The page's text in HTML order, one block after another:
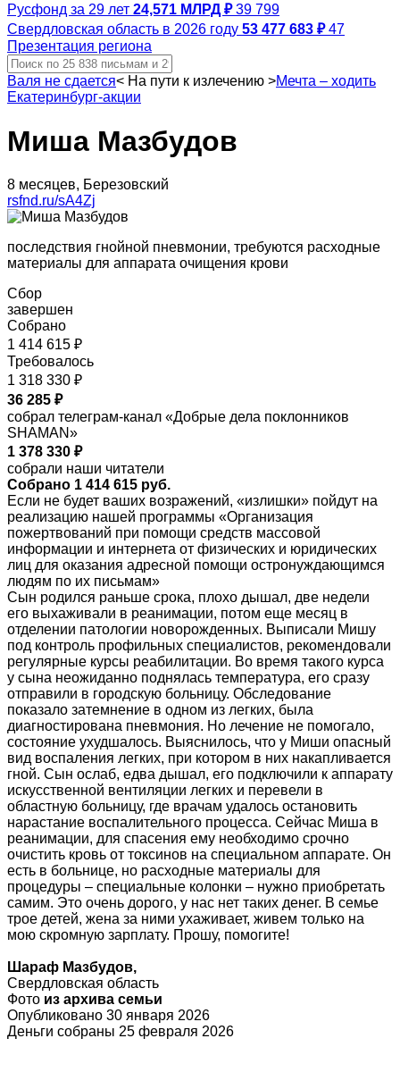
Русфонд за 29 лет 24,571 МЛРД ₽ 39 799
Свердловская область в 2026 году 53 477 683 ₽ 47
Презентация региона
Валя не сдается< На пути к излечению >Мечта – ходить
Екатеринбург-акции
Миша Мазбудов
8 месяцев, Березовский
rsfnd.ru/sA4Zj
последствия гнойной пневмонии, требуются расходные
материалы для аппарата очищения крови
Сбор
завершен
Собрано
1 414 615 ₽
Требовалось
1 318 330 ₽
36 285 ₽
собрал телеграм-канал «Добрые дела поклонников
SHAMAN»
1 378 330 ₽
собрали наши читатели
Собрано 1 414 615 руб.
Если не будет ваших возражений, «излишки» пойдут на
реализацию нашей программы «Организация
пожертвований при помощи средств массовой
информации и интернета от физических и юридических
лиц для оказания адресной помощи остронуждающимся
людям по их письмам»
Сын родился раньше срока, плохо дышал, две недели
его выхаживали в реанимации, потом еще месяц в
отделении патологии новорожденных. Выписали Мишу
под контроль профильных специалистов, рекомендовали
регулярные курсы реабилитации. Во время такого курса
у сына неожиданно поднялась температура, его сразу
отправили в городскую больницу. Обследование
показало затемнение в одном из легких, была
диагностирована пневмония. Но лечение не помогало,
состояние ухудшалось. Выяснилось, что у Миши опасный
вид воспаления легких, при котором в них накапливается
гной. Сын ослаб, едва дышал, его подключили к аппарату
искусственной вентиляции легких и перевели в
областную больницу, где врачам удалось остановить
нарастание воспалительного процесса. Сейчас Миша в
реанимации, для спасения ему необходимо срочно
очистить кровь от токсинов на специальном аппарате. Он
есть в больнице, но расходные материалы для
процедуры – специальные колонки – нужно приобретать
самим. Это очень дорого, у нас нет таких денег. В семье
трое детей, жена за ними ухаживает, живем только на
мою скромную зарплату. Прошу, помогите!
Шараф Мазбудов,
Свердловская область
Фото из архива семьи
Опубликовано 30 января 2026
Деньги собраны 25 февраля 2026